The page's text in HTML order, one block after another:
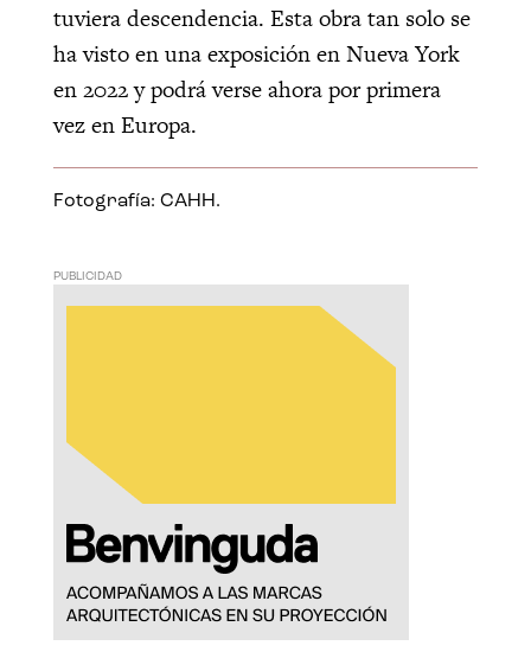
tuviera descendencia. Esta obra tan solo se
ha visto en una exposición en Nueva York
en 2022 y podrá verse ahora por primera
vez en Europa.
Fotografía: CAHH.
PUBLICIDAD